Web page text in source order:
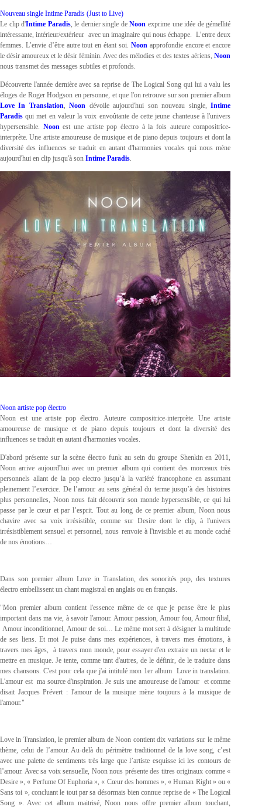
Nouveau single Intime Paradis (Just to Live)
Le clip d'Intime Paradis, le dernier single deNoon exprime une idée de gémellité
intéressante, intérieur/extérieur avec un imaginaire qui nous échappe. L’entre deux
femmes. L’envie d’être autre tout en étant soi. Noonapprofondie encore et encore
le désir amoureux et le désir féminin. Avec des mélodies et des textes aériens,Noon
nous transmet des messages subtiles et profonds.
Découverte l'année dernière avec sa reprise de The Logical Song qui lui a valu les
éloges de Roger Hodgson en personne, et que l'on retrouve sur son premier album
Love In Translation,Noon dévoile aujourd'hui son nouveau single,Intime
Paradis qui met en valeur la voix envoûtante de cette jeune chanteuse à l'univers
hypersensible. Noonest une artiste pop électro à la fois auteure compositrice-
interprète. Une artiste amoureuse de musique et de piano depuis toujours et dont la
diversité des influences se traduit en autant d'harmonies vocales qui nous mène
aujourd'hui en clip jusqu'à son Intime Paradis.
Noon artiste pop électro
Noon est une artiste pop électro. Auteure compositrice-interprète. Une artiste
amoureuse de musique et de piano depuis toujours et dont la diversité des
influences se traduit en autant d'harmonies vocales.
D'abord présente sur la scène électro funk au sein du groupe Shenkin en 2011,
Noon arrive aujourd'hui avec un premier album qui contient des morceaux très
personnels allant de la pop electro jusqu’à la variété francophone en assumant
pleinement l’exercice. De l’amour au sens général du terme jusqu’à des histoires
plus personnelles, Noon nous fait découvrir son monde hypersensible, ce qui lui
passe par le cœur et par l’esprit. Tout au long de ce premier album, Noon nous
chavire avec sa voix irrésistible, comme sur Desire dont le clip, à l'univers
irrésistiblement sensuel et personnel, nous renvoie à l'invisible et au monde caché
de nos émotions…
Dans son premier album Love in Translation, des sonorités pop, des textures
électro embellissent un chant magistral en anglais ou en français.
"Mon premier album contient l'essence même de ce que je pense être le plus
important dans ma vie, à savoir l'amour. Amour passion, Amour fou, Amour filial,
Amour inconditionnel, Amour de soi… Le même mot sert à désigner la multitude
de ses liens. Et moi Je puise dans mes expériences, à travers mes émotions, à
travers mes âges, à travers mon monde, pour essayer d'en extraire un nectar et le
mettre en musique. Je tente, comme tant d'autres, de le définir, de le traduire dans
mes chansons. C'est pour cela que j'ai intitulé mon 1er album Love in translation.
L'amour est ma source d'inspiration. Je suis une amoureuse de l'amour et comme
disait Jacques Prévert : l'amour de la musique mène toujours à la musique de
l'amour."
Love in Translation, le premier album de Noon contient dix variations sur le même
thème, celui de l’amour. Au-delà du périmètre traditionnel de la love song, c’est
avec une palette de sentiments très large que l’artiste esquisse ici les contours de
l’amour. Avec sa voix sensuelle, Noon nous présente des titres originaux comme «
Desire », « Perfume Of Euphoria », « Cœur des hommes », « Human Right » ou «
Sans toi », concluant le tout par sa désormais bien connue reprise de « The Logical
Song ». Avec cet album maitrisé, Noon nous offre premier album touchant,